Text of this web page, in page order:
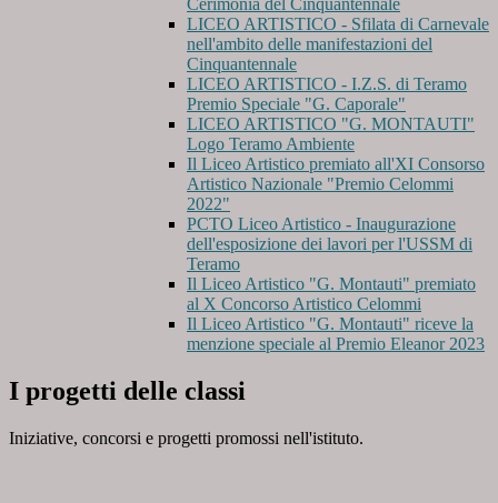
Cerimonia del Cinquantennale
LICEO ARTISTICO - Sfilata di Carnevale
nell'ambito delle manifestazioni del
Cinquantennale
LICEO ARTISTICO - I.Z.S. di Teramo
Premio Speciale "G. Caporale"
LICEO ARTISTICO "G. MONTAUTI"
Logo Teramo Ambiente
Il Liceo Artistico premiato all'XI Consorso
Artistico Nazionale "Premio Celommi
2022"
PCTO Liceo Artistico - Inaugurazione
dell'esposizione dei lavori per l'USSM di
Teramo
Il Liceo Artistico "G. Montauti" premiato
al X Concorso Artistico Celommi
Il Liceo Artistico "G. Montauti" riceve la
menzione speciale al Premio Eleanor 2023
I progetti delle classi
Iniziative, concorsi e progetti promossi nell'istituto.